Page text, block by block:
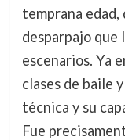
temprana
desparpajo que
escenarios. Ya
clases de baile
técnica y su
Fue